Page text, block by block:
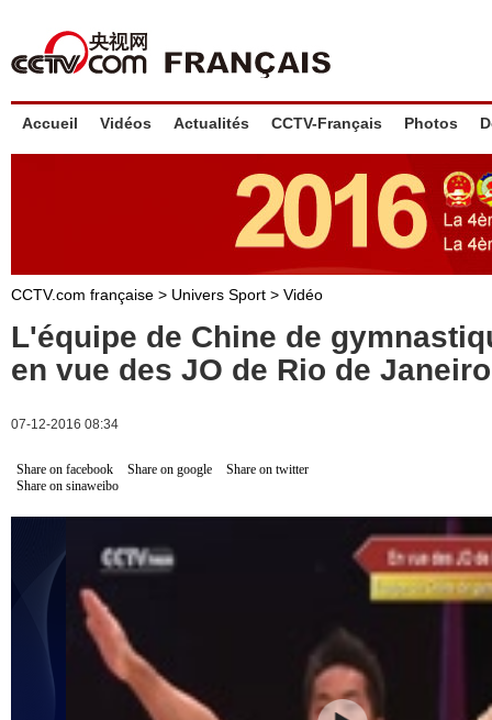
Accueil Vidéos Actualités CCTV-Français Photos
CCTV.com française > Univers Sport > Vidéo
L'équipe de Chine de
en vue des JO de Rio de Janeiro
07-12-2016 08:34
Share on facebook Share on google
Share on twitter
Share on sinaweibo